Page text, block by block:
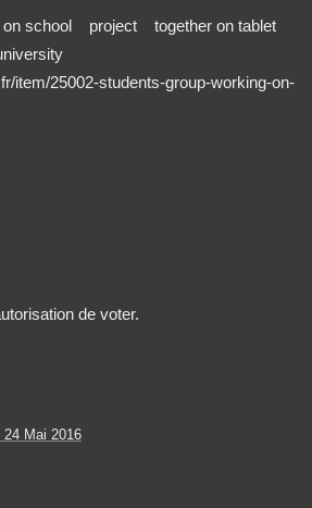
school project
together on tablet
item/25002-students-group-working-on-
de voter.
24 Mai 2016